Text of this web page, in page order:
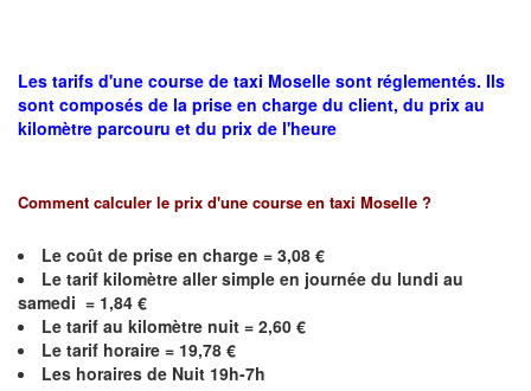
Les tarifs d'une course de taxi Moselle sont réglementés. Ils
sont composés de la prise en charge du client, du prix au
kilomètre parcouru et du prix de l'heure
Comment calculer le prix d'une course en taxi Moselle ?
Le coût de prise en charge = 3,08 €
Le tarif kilomètre aller simple en journée du lundi au
samedi = 1,84 €
Le tarif au kilomètre nuit = 2,60 €
Le tarif horaire = 19,78 €
Les horaires de Nuit 19h-7h